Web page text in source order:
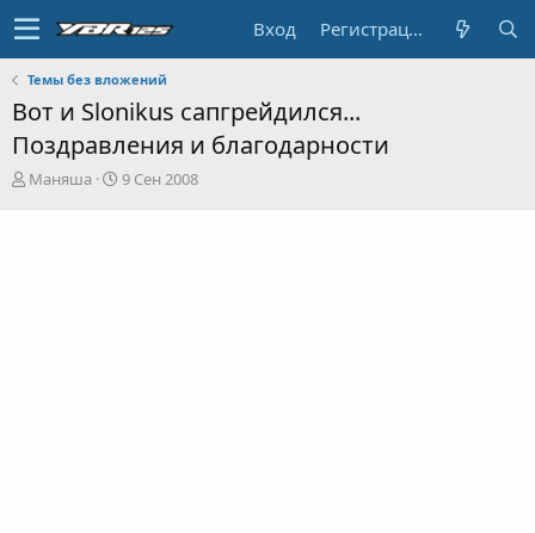
Вход Регистрация
Темы без вложений
Вот и Slonikus сапгрейдился...
Поздравления и благодарности
А
Маняша
Д
9 Сен 2008